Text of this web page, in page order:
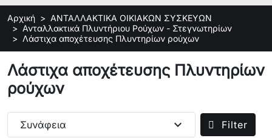
Αρχική
ΑΝΤΑΛΛΑΚΤΙΚΑ ΟΙΚΙΑΚΩΝ ΣΥΣΚΕΥΩΝ
Ανταλλακτικά Πλυντήριου Ρούχων - Στεγνωτηρίων
Λάστιχα αποχέτευσης Πλυντηρίων ρούχων
Λάστιχα αποχέτευσης Πλυντηρίων
ρούχων
Συνάφεια expand_more Filter